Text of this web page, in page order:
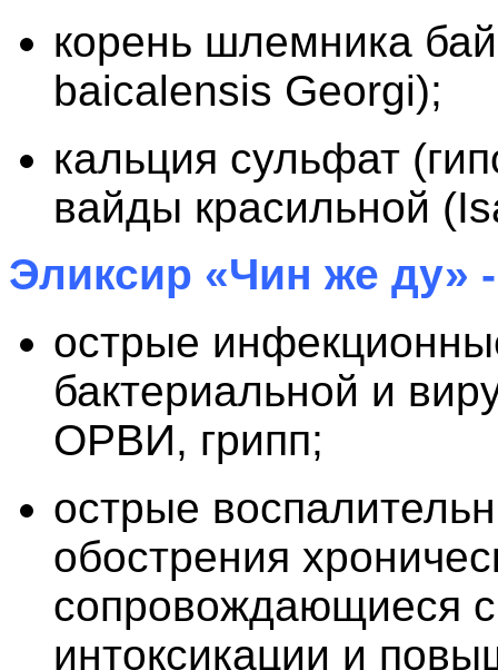
корень шлемника
baicalensis Georgi);
кальция сульфат
вайды красильной
Эликсир «Чин же ду»
острые
бактериальной и
ОРВИ, грипп;
острые
обострения
сопровождающиеся
интоксикации и